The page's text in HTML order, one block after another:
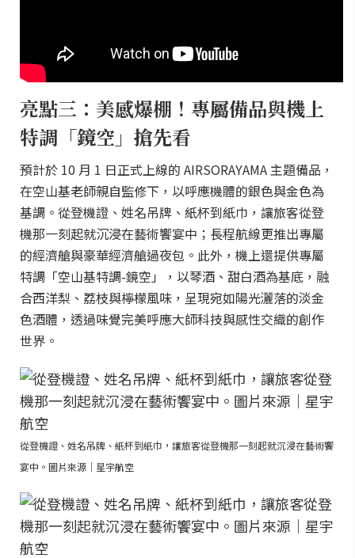
亮點三：美感爆棚！專屬備品與機上
特調「鏡空」搶先看
預計於 10 月 1 日正式上線的 AIRSORAYAMA 主題備品，
在空山基老師親自監修下，以呼應機體的銀色與金色為
基調。從登機證、姓名吊牌、紙杯到紙巾，讓旅客從登
機那一刻起就沉浸在藝術饗宴中；長程航線更推出專屬
的經濟艙與豪華經濟艙過夜包。此外，機上還提供專屬
特調「空山基特調-鏡空」，以琴酒、甜白酒為基底，融
合西洋梨、荔枝與檸檬風味，呈現宛如陽光灑落的淡金
色酒體，透過味覺完美呼應大師科技與感性交織的創作
世界。
從登機證、姓名吊牌、紙杯到紙巾，讓旅客從登機那一刻起就沉浸在藝術饗
宴中。圖片來源｜星宇航空